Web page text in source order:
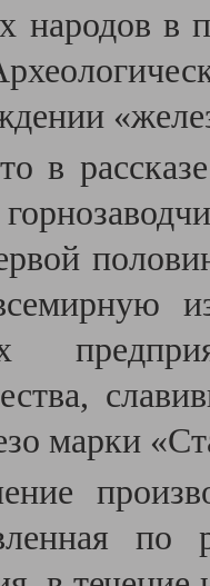
народов в
в
марки
по